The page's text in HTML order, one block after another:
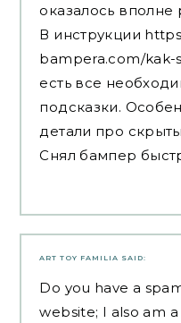
оказалось вполне
В инструкции
bampera.com/
есть все
подсказки.
детали про
Снял бампер
ART TOY FAMILIA SAID:
Do you have a
website; I also am